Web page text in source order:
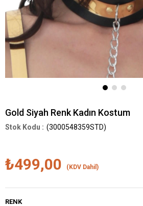
Gold Siyah Renk Kadın Kostum
(3000548359STD)
₺499,00 (KDV Dahil)
RENK